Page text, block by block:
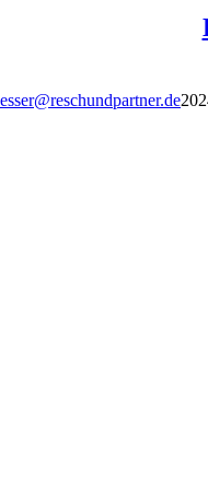
esser@reschundpartner.de